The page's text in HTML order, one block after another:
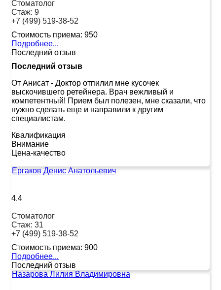
Стоматолог
Стаж: 9
+7 (499) 519-38-52
Стоимость приема: 950
Подробнее...
Последний отзыв
Последний отзыв
От Анисат - Доктор отпилил мне кусочек
выскочившего ретейнера. Врач вежливый и
компетентный! Прием был полезен, мне сказали, что
нужно сделать еще и направили к другим
специалистам.
Квалификация
Внимание
Цена-качество
Ергаков Денис Анатольевич
4.4
Стоматолог
Стаж: 31
+7 (499) 519-38-52
Стоимость приема: 900
Подробнее...
Последний отзыв
Назарова Лилия Владимировна